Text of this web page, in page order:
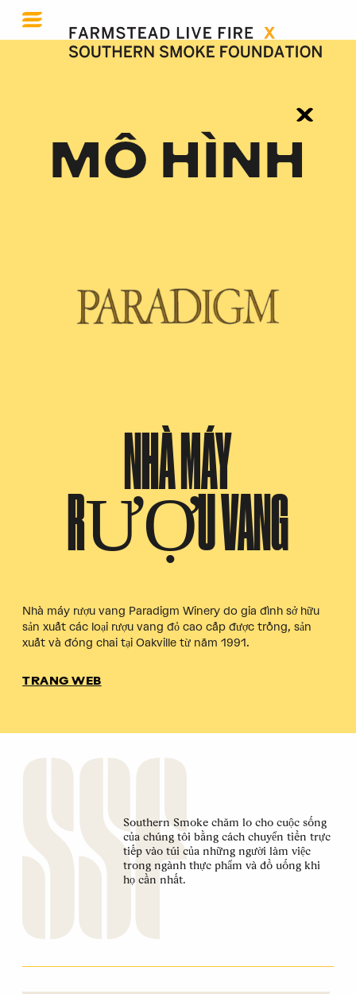
MÔ HÌNH
NHÀ MÁY
RƯỢU VANG
Nhà máy rượu vang Paradigm Winery do gia đình sở hữu
sản xuất các loại rượu vang đỏ cao cấp được trồng, sản
xuất và đóng chai tại Oakville từ năm 1991.
TRANG WEB
Southern Smoke chăm lo cho cuộc sống
của chúng tôi bằng cách chuyển tiền trực
tiếp vào túi của những người làm việc
trong ngành thực phẩm và đồ uống khi
họ cần nhất.